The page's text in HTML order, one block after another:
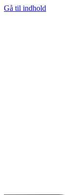
Gå til indhold